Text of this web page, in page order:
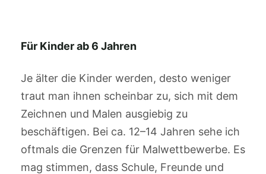
Für Kinder ab 6 Jahren
Je älter die Kinder werden, desto weniger
traut man ihnen scheinbar zu, sich mit dem
Zeichnen und Malen ausgiebig zu
beschäftigen. Bei ca. 12–14 Jahren sehe ich
oftmals die Grenzen für Malwettbewerbe. Es
mag stimmen, dass Schule, Freunde und